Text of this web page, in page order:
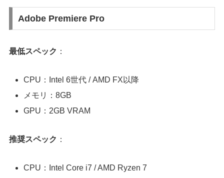
Adobe Premiere Pro
最低スペック ：
CPU：Intel 6世代 / AMD FX以降
メモリ：8GB
GPU：2GB VRAM
推奨スペック ：
CPU：Intel Core i7 / AMD Ryzen 7